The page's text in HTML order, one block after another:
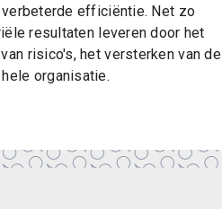
efficiëntie. Net zo
resultaten leveren door het
risico's, het versterken van de
organisatie.